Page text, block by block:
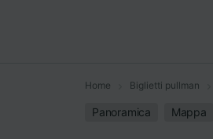
Home Biglietti pullman
Panoramica Mappa